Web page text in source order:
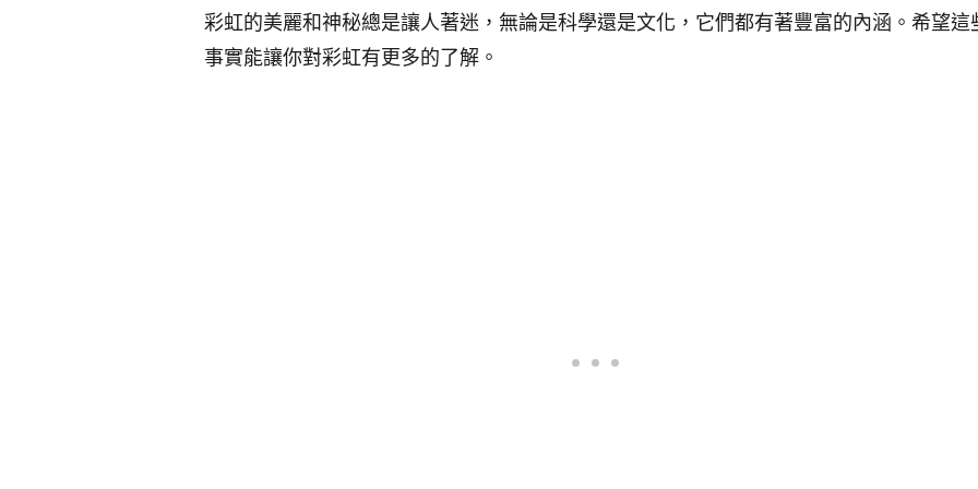
彩虹的美麗和神秘總是讓人著迷，無論是科學還是文化，它們都有著豐富的內涵。希望這
事實能讓你對彩虹有更多的了解。